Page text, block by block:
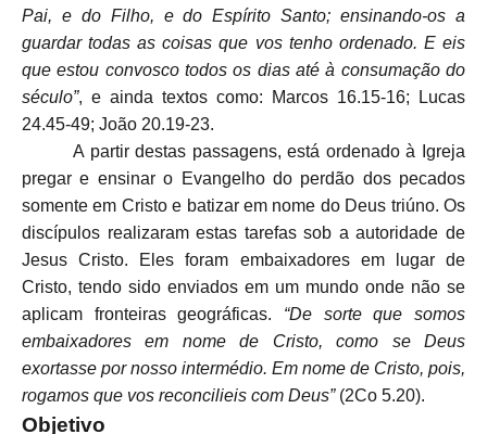
Pai, e do Filho, e do Espírito Santo; ensinando-os a
guardar todas as coisas que vos tenho ordenado. E eis
que estou convosco todos os dias até à consumação do
século”, e ainda textos como:
Marcos 16.15-16; Lucas
24.45-49; João 20.19-23.
A partir destas passagens, está ordenado à Igreja
pregar e ensinar o Evangelho do perdão dos pecados
somente em Cristo e batizar em nome do Deus triúno. Os
discípulos realizaram estas tarefas sob a autoridade de
Jesus Cristo. Eles foram embaixadores em lugar de
Cristo, tendo sido enviados em um mundo onde não se
aplicam fronteiras geográficas. “De sorte que somos
embaixadores em nome de Cristo, como se Deus
exortasse por nosso intermédio. Em nome de Cristo, pois,
rogamos que vos reconcilieis com Deus”(2Co 5.20).
Objetivo